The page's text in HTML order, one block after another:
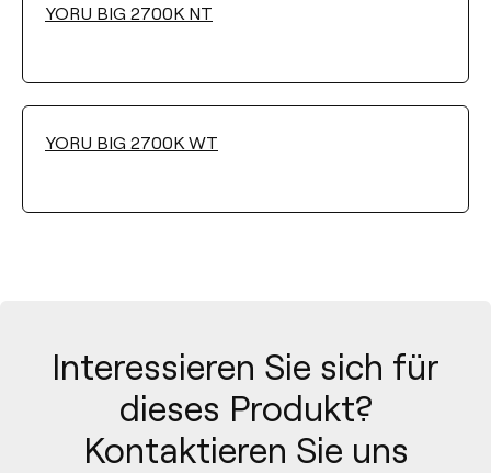
FARBE
YORU BIG 2700K NT
YORU BIG 2700K WT
Interessieren Sie sich für
dieses Produkt?
Kontaktieren Sie uns